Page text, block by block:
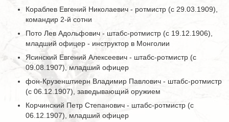
Кораблев Евгений Николаевич - ротмистр (с 29.03.1909),
командир 2-й сотни
Пото Лев Адольфович - штабс-ротмистр (с 19.12.1906),
младший офицер - инструктор в Монголии
Ясинский Евгений Алексеевич - штабс-ротмистр (с
09.08.1907), младший офицер
фон-Крузенштиерн Владимир Павлович - штабс-ротмистр
(с 06.12.1907), заведывающий оружием
Корчинский Петр Степанович - штабс-ротмистр (с
06.12.1907), младший офицер